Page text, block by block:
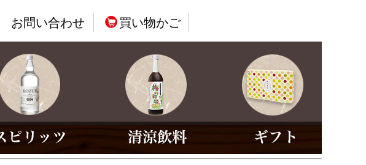
お問い合わせ 買い物かご